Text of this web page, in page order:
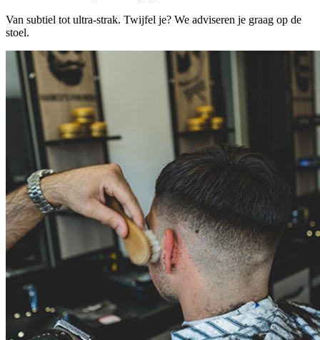
Van subtiel tot ultra-strak. Twijfel je? We adviseren je graag op de
stoel.